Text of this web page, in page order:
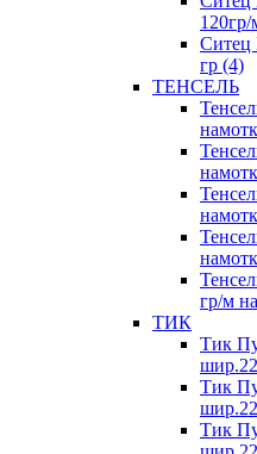
Ситец
гр (4)
ТЕНСЕЛЬ
гр/м
ТИК
Тик
Тик
Тик